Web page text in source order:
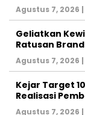
Agustus 7, 2026
‎Geliatkan
Ratusan
Agustus 7, 2026 |
Kejar Target
Realisasi
Agustus 7, 2026 |